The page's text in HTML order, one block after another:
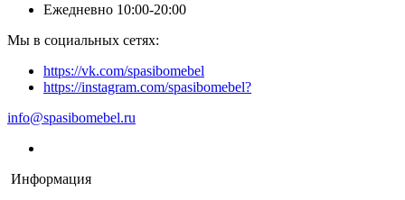
Ежедневно 10:00-20:00
Мы в социальных сетях:
https://vk.com/spasibomebel
https://instagram.com/spasibomebel?
info@spasibomebel.ru
Информация